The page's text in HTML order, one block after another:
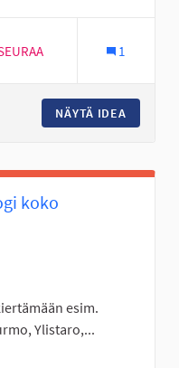
SEURAAJAA 1
NÄYTÄ IDEA
koko
esim.
Ylistaro,...
Seinäjoki